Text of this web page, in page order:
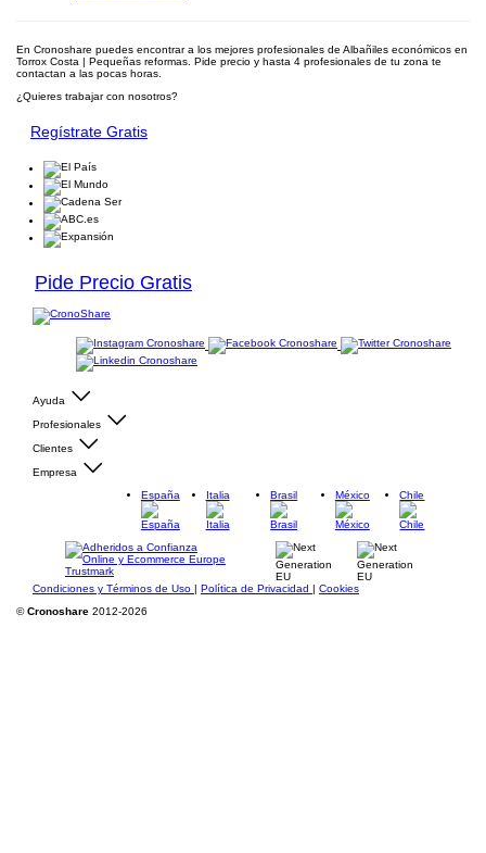
En Cronoshare puedes encontrar a los mejores profesionales de Albañiles económicos en
Torrox Costa | Pequeñas reformas. Pide precio y hasta 4 profesionales de tu zona te
contactan a las pocas horas.
¿Quieres trabajar con nosotros?
Regístrate Gratis
Pide Precio Gratis
Ayuda
Profesionales
Clientes
Empresa
España
Italia Brasil México Chile
Condiciones y Términos de Uso | Política de Privacidad | Cookies
©Cronoshare 2012-2026